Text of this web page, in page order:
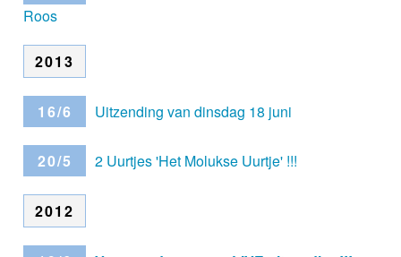
Roos
2013
16/6 Uitzending van dinsdag 18 juni
20/5 2 Uurtjes 'Het Molukse Uurtje' !!!
2012